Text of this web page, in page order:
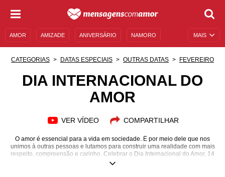
MAIS
AMOR AMIZADE ANIVERSÁRIO NAMORO
MENSAGENS DE ANIVERSÁRIO
CATEGORIAS DATAS ESPECIAIS OUTRAS DATAS FEVEREIRO
DIA INTERNACIONAL DO
AMOR
VER VÍDEO COMPARTILHAR
O amor é essencial para a vida em sociedade. É por meio dele que nos
unimos à outras pessoas e lutamos para construir uma realidade com mais
respeito, compreensão e carinho. Celebrar o Dia Internacional do Amor, 14
de fevereiro, é uma forma de demonstrar a importância dessa data e desse